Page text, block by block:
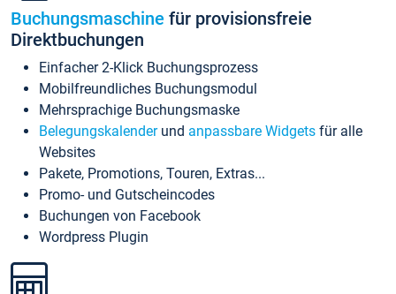
Buchungsmaschine für provisionsfreie
Direktbuchungen
Einfacher 2-Klick Buchungsprozess
Mobilfreundliches Buchungsmodul
Mehrsprachige Buchungsmaske
Belegungskalenderund anpassbare Widgets für alle
Websites
Pakete, Promotions, Touren, Extras...
Promo- und Gutscheincodes
Buchungen von Facebook
Wordpress Plugin